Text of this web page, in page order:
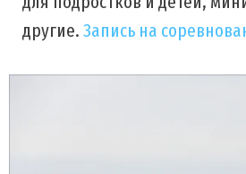
другие.Запись на